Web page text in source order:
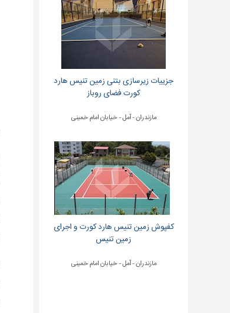
جزییات زیرسازی بتنی زمین تنیس هارد
کورت فضای روباز
مازندران - آمل - خیابان امام خمینی
کفپوش زمین تنیس هارد کورت و اجرای
زمین تنیس
مازندران - آمل - خیابان امام خمینی